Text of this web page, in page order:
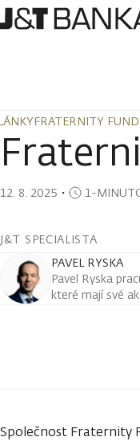
FRATERNITY
FRATERNITY
12. 8. 2025 ・ 1-
J&T SPECIALISTA
PAVEL RYSKA
Pavel Ryska
které mají své
Společnost Fraternity